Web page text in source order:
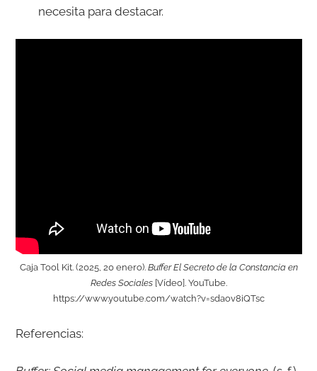
necesita para destacar.
Caja Tool Kit. (2025, 20 enero). Buffer El Secreto de la Constancia en
Redes Sociales[Vídeo]. YouTube.
https://www.youtube.com/watch?v=sdaov8iQTsc
Referencias: